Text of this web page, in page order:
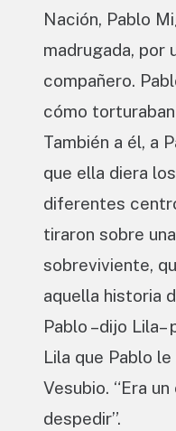
Nación, Pablo
madrugada, por
compañero.
cómo
También a él, a
que ella diera
diferentes
tiraron sobre
sobreviviente,
aquella historia
Pablo –dijo
Lila que Pablo
Vesubio. “Era
despedir”.